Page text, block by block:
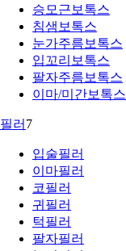
승모근보톡스
침샘보톡스
눈가주름보톡스
입꼬리보톡스
팔자주름보톡스
이마/미간보톡스
필러 7
입술필러
이마필러
코필러
귀필러
턱필러
팔자필러